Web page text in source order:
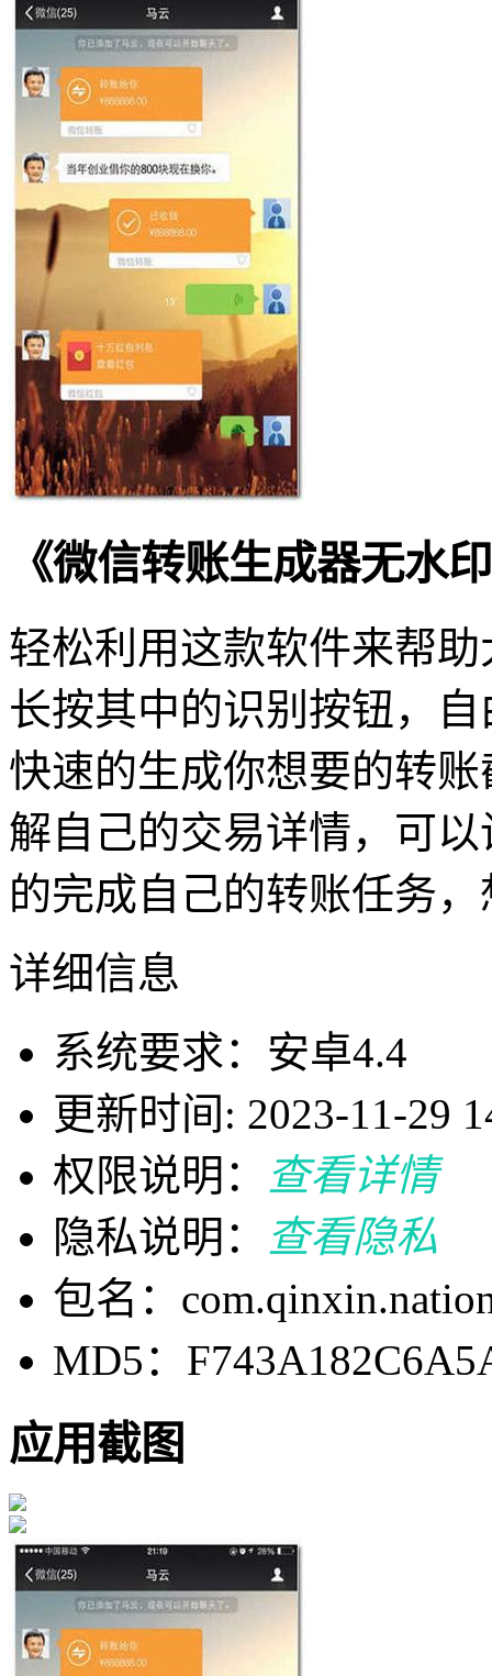
《微信转账生成器无水
轻松利用这款软件来帮
长按其中的识别按钮，
快速的生成你想要的转
解自己的交易详情，可
的完成自己的转账任务
详细信息
系统要求：安卓4.4
更新时间: 2023-11-29
权限说明：
查看详情
隐私说明：
查看隐私
包名：
MD5：
应用截图